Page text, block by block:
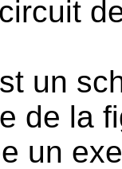
un
de la
un